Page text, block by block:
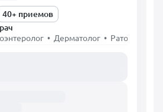
40+ приемов
• Дерматолог • Ратолог •